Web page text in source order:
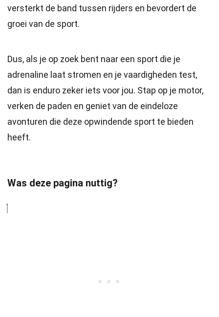
versterkt de band tussen rijders en bevordert de
groei van de sport.
Dus, als je op zoek bent naar een sport die je
adrenaline laat stromen en je vaardigheden test,
dan is enduro zeker iets voor jou. Stap op je motor,
verken de paden en geniet van de eindeloze
avonturen die deze opwindende sport te bieden
heeft.
Was deze pagina nuttig?